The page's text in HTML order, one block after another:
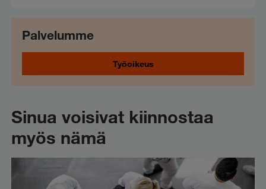
Palvelumme
Työoikeus
Sinua voisivat kiinnostaa
myös nämä